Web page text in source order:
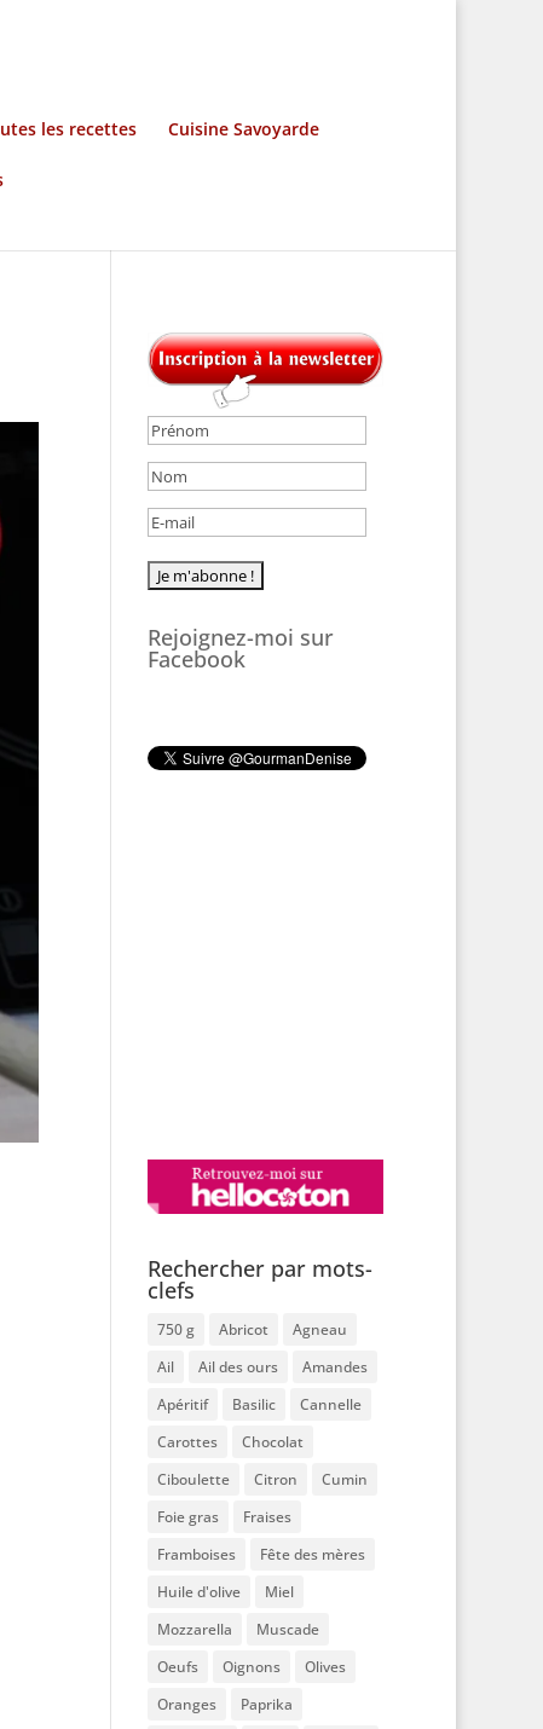
les recettes Cuisine Savoyarde
Rejoignez-moi sur
Facebook
Rechercher par mots-
clefs
750 g Abricot
Agneau
Ail
Ail des ours
Amandes
Apéritif
Basilic
Cannelle
Carottes
Chocolat
Ciboulette
Citron
Cumin
Foie gras
Fraises
Framboises
Fête des mères
Huile d'olive
Miel
Mozzarella
Muscade
Oeufs
Oignons
Olives
Oranges
Paprika